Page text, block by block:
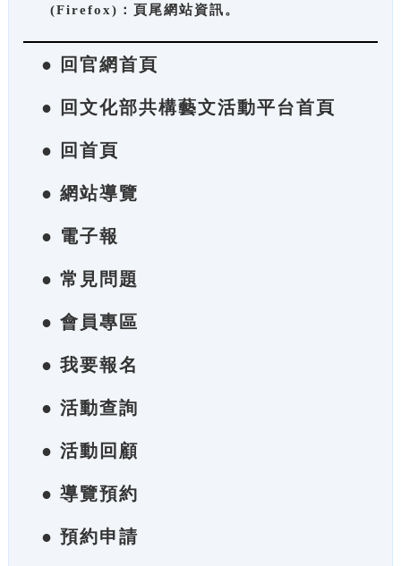
(Firefox)：頁尾網站資訊。
● 回官網首頁
● 回文化部共構藝文活動平台首頁
● 回首頁
● 網站導覽
● 電子報
● 常見問題
● 會員專區
● 我要報名
● 活動查詢
● 活動回顧
● 導覽預約
● 預約申請